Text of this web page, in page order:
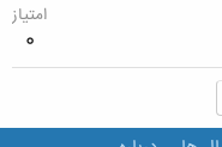
امتیاز
0